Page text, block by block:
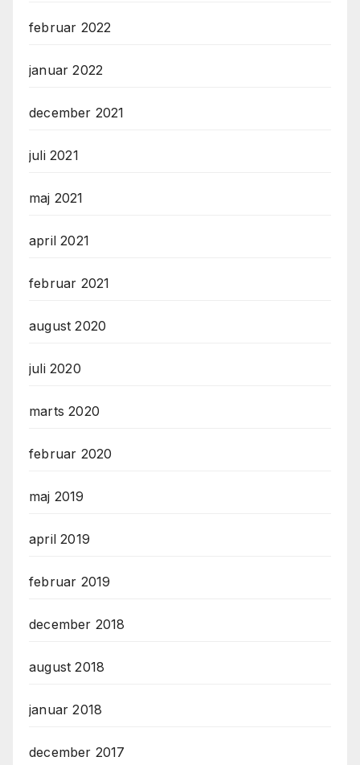
februar 2022
januar 2022
december 2021
juli 2021
maj 2021
april 2021
februar 2021
august 2020
juli 2020
marts 2020
februar 2020
maj 2019
april 2019
februar 2019
december 2018
august 2018
januar 2018
december 2017